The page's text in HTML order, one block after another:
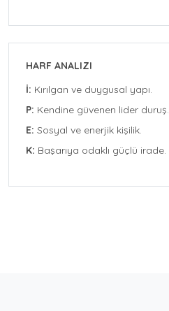
HARF ANALIZI
İ: Kırılgan ve duygusal yapı.
P: Kendine güvenen lider duruş.
E: Sosyal ve enerjik kişilik.
K: Başarıya odaklı güçlü irade.